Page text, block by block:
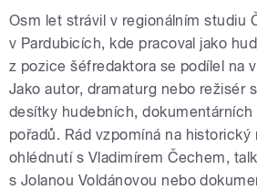
Osm let strávil v regionálním studiu
v Pardubicích, kde pracoval jako
z pozice šéfredaktora se podílel na
Jako autor, dramaturg nebo režisér
desítky hudebních,
pořadů. Rád vzpomíná na historický
ohlédnutí s Vladimírem Čechem,
s Jolanou Voldánovou nebo